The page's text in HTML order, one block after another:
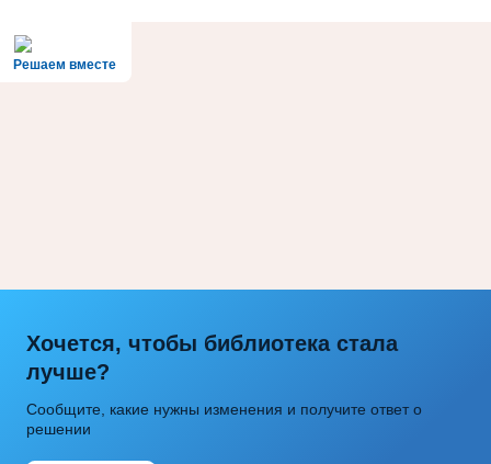
Решаем вместе
Хочется, чтобы библиотека стала
лучше?
Сообщите, какие нужны изменения и получите ответ о
решении